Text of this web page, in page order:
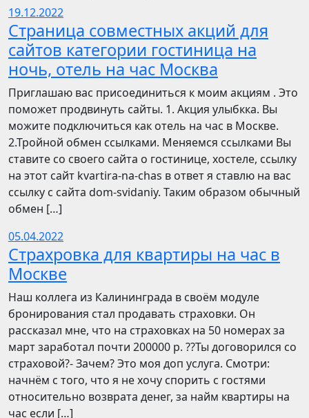
19.12.2022
Страница совместных акций для
сайтов категории гостиница на
ночь, отель на час Москва
Приглашаю вас присоединиться к моим акциям . Это
поможет продвинуть сайты. 1. Акция улыбкка. Вы
можите подключиться как отель на час в Москве.
2.Тройной обмен ссылками. Меняемся ссылками Вы
ставите со своего сайта о гостинице, хостеле, ссылку
на этот сайт kvartira-na-chas в ответ я ставлю на вас
ссылку с сайта dom-svidaniy. Таким образом обычный
обмен […]
05.04.2022
Страхровка для квартиры на час в
Москве
Наш коллега из Калининграда в своём модуле
бронирования стал продавать страховки. Он
рассказал мне, что на страховках на 50 номерах за
март заработал почти 200000 р. ??Ты договорился со
страховой?- Зачем? Это моя доп услуга. Смотри:
начнём с того, что я не хочу спорить с гостями
относительно возврата денег, за найм квартиры на
час если […]